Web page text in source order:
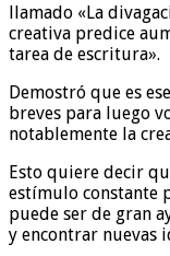
llamado «La
creativa predice
tarea de escritura».
Demostró que es
breves para luego
notablemente la
Esto quiere decir
estímulo constante
puede ser de gran
y encontrar nuevas